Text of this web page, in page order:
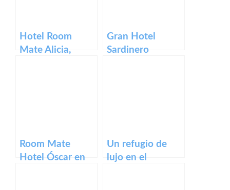
Hotel Room
Mate Alicia,
Gran Hotel
Sardinero
Room Mate
Hotel Óscar en
Un refugio de
lujo en el